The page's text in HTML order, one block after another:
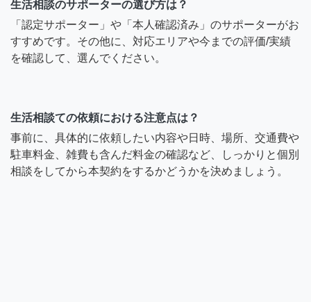
生活相談のサポーターの選び方は？
「認定サポーター」や「本人確認済み」のサポーターがお
すすめです。その他に、対応エリアや今までの評価/実績
を確認して、選んでください。
生活相談ての依頼における注意点は？
事前に、具体的に依頼したい内容や日時、場所、交通費や
駐車料金、雑費も含んだ料金の確認など、しっかりと個別
相談をしてから本契約をするかどうかを決めましょう。